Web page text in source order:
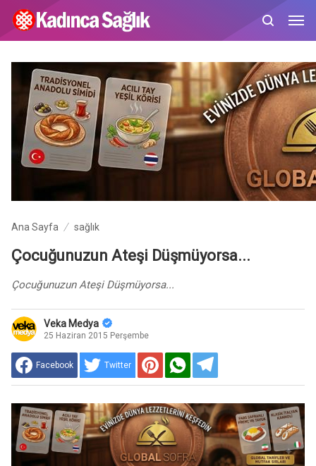
Ana Sayfa sağlık
Çocuğunuzun Ateşi Düşmüyorsa...
Çocuğunuzun Ateşi Düşmüyorsa...
Veka Medya
25 Haziran 2015 Perşembe
Facebook Twitter